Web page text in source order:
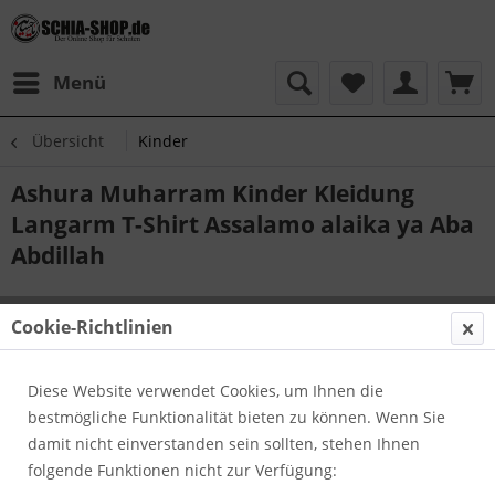
Menü
Übersicht Kinder
Ashura Muharram Kinder Kleidung
Langarm T-Shirt Assalamo alaika ya Aba
Abdillah
Cookie-Richtlinien
Diese Website verwendet Cookies, um Ihnen die
bestmögliche Funktionalität bieten zu können. Wenn Sie
damit nicht einverstanden sein sollten, stehen Ihnen
folgende Funktionen nicht zur Verfügung: